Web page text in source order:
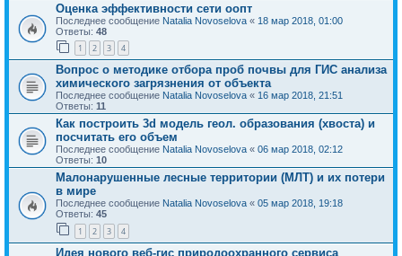
Оценка эффективности сети оопт
Последнее сообщение Natalia Novoselova « 18 мар 2018, 01:00
Ответы: 48
1 2 3 4
Вопрос о методике отбора проб почвы для ГИС анализа
химического загрязнения от объекта
Последнее сообщение Natalia Novoselova « 16 мар 2018, 21:51
Ответы: 11
Как построить 3d модель геол. образования (хвоста) и
посчитать его объем
Последнее сообщение Natalia Novoselova « 06 мар 2018, 02:12
Ответы: 10
Малонарушенные лесные территории (МЛТ) и их потери
в мире
Последнее сообщение Natalia Novoselova « 05 мар 2018, 19:18
Ответы: 45
1 2 3 4
Идея нового веб-гис природоохранного сервиса